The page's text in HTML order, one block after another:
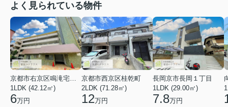
よく見られている物件
京都市右京区鳴滝宅間町
1LDK (42.12㎡)
6万円
京都市西京区桂乾町
2LDK (71.28㎡)
12万円
長岡京市長岡１丁目
1LDK (29.00㎡)
7.8万円